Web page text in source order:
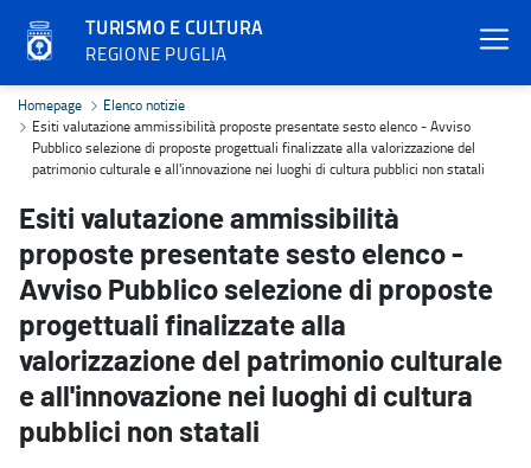
TURISMO E CULTURA
REGIONE PUGLIA
Esiti valutazione ammissibilità proposte presentate sesto
Homepage
Elenco notizie
Esiti valutazione ammissibilità proposte presentate sesto elenco - Avviso
Pubblico selezione di proposte progettuali finalizzate alla valorizzazione del
patrimonio culturale e all'innovazione nei luoghi di cultura pubblici non statali
Esiti valutazione ammissibilità
proposte presentate sesto elenco -
Avviso Pubblico selezione di proposte
progettuali finalizzate alla
valorizzazione del patrimonio culturale
e all'innovazione nei luoghi di cultura
pubblici non statali